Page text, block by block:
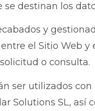
destinan los
y
el Sitio Web
o consulta.
ser utilizados
Solutions SL,